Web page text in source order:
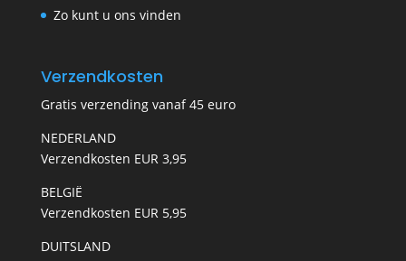
Zo kunt u ons vinden
Verzendkosten
Gratis verzending vanaf 45 euro
NEDERLAND
Verzendkosten EUR 3,95
BELGIË
Verzendkosten EUR 5,95
DUITSLAND